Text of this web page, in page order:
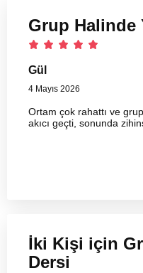
Grup Halinde
Gül
4 Mayıs 2026
Ortam çok rahattı ve
akıcı geçti, sonunda
İki Kişi için
Dersi